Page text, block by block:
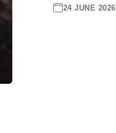
24 JUNE 2026